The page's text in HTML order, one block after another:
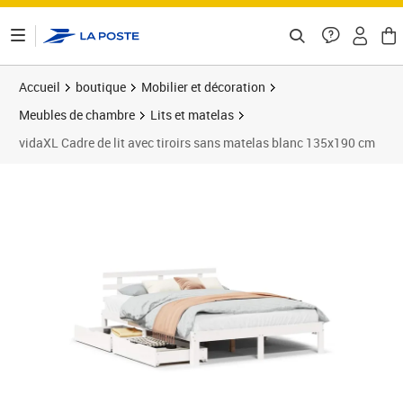
Accueil boutique
Mobilier et décoration
Meubles de chambre
Lits et matelas
vidaXL Cadre de lit avec tiroirs sans matelas blanc 135x190 cm